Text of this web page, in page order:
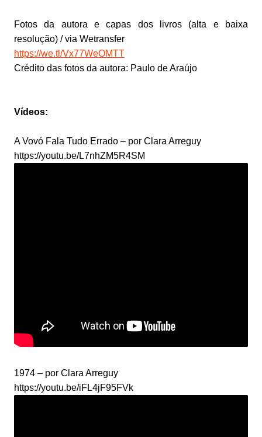
Fotos da autora e capas dos livros (alta e baixa
resolução) / via Wetransfer
https://we.tl/Vx77WeOMTT
Crédito das fotos da autora: Paulo de Araújo
Vídeos:
A Vovó Fala Tudo Errado – por Clara Arreguy
https://youtu.be/L7nhZM5R4SM
1974 – por Clara Arreguy
https://youtu.be/iFL4jF95FVk